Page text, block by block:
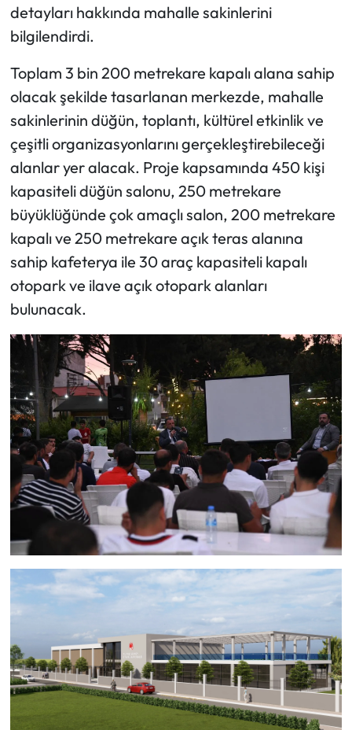
detayları hakkında mahalle sakinlerini
bilgilendirdi.
Toplam 3 bin 200 metrekare kapalı alana sahip
olacak şekilde tasarlanan merkezde, mahalle
sakinlerinin düğün, toplantı, kültürel etkinlik ve
çeşitli organizasyonlarını gerçekleştirebileceği
alanlar yer alacak. Proje kapsamında 450 kişi
kapasiteli düğün salonu, 250 metrekare
büyüklüğünde çok amaçlı salon, 200 metrekare
kapalı ve 250 metrekare açık teras alanına
sahip kafeterya ile 30 araç kapasiteli kapalı
otopark ve ilave açık otopark alanları
bulunacak.